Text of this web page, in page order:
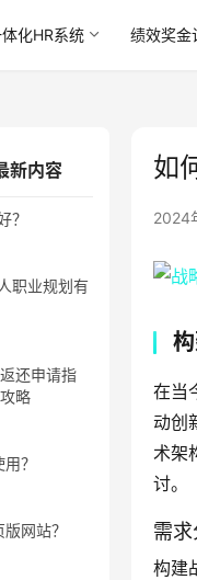
化HR系统 绩效奖金
如
2024
在当
动创
术架
讨。
需
构建
新内容
？
职业规划有
还申请指
略
？
网站？